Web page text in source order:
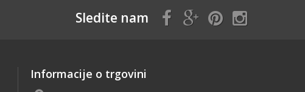
Sledite nam
Informacije o trgovini